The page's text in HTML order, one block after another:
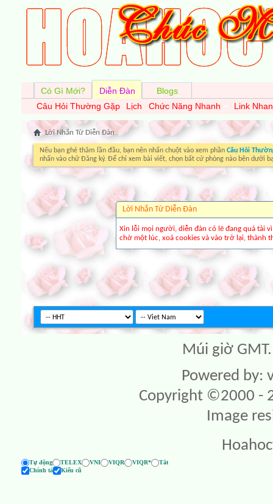
Có Gì Mới?
Diễn Đàn
Câu Hỏi Thường Gặp
Lịch Chức Năng Nhanh Link
Blogs
Lời Nhắn Từ Diễn Ðàn
Nếu bạn ghé thăm lần đầu, bạn nên nhấn chuột vào xem phần Câu Hỏi
nhấn vào chữ Đăng ký. Để chỉ xem bài viết, chọn bất cứ phòng nào bên dưới
Lời Nhắn Từ Diễn Ðàn
Xin lỗi mọi người, diễn đàn có lẽ đang quá tải
chờ một lúc, xoá cookies và vào trở lại, thành
Múi giờ
Powered by:
Copyright ©2000 -
Image
Tự động TELEX VNI VIQR VIQR*
Tắt
Chính tả
Kiểu cũ